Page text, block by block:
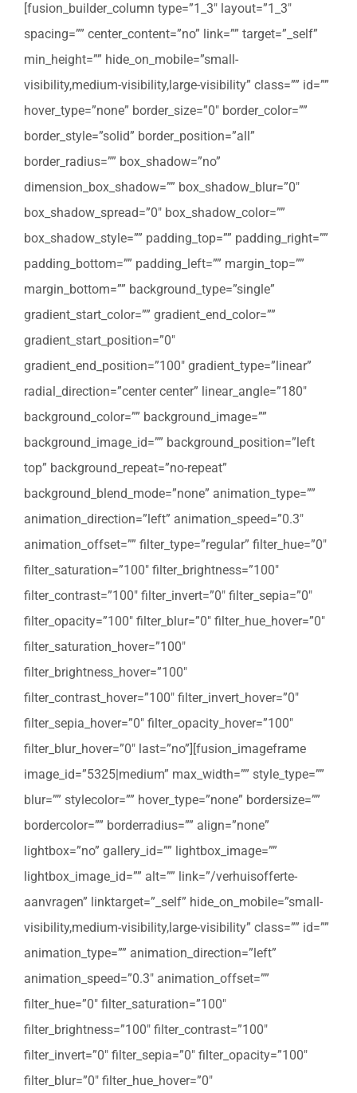
[fusion_builder_column type=”1_3″ layout=”1_3″
spacing=”” center_content=”no” link=”” target=”_self”
min_height=”” hide_on_mobile=”small-
visibility,medium-visibility,large-visibility” class=”” id=””
hover_type=”none” border_size=”0″ border_color=””
border_style=”solid” border_position=”all”
border_radius=”” box_shadow=”no”
dimension_box_shadow=”” box_shadow_blur=”0″
box_shadow_spread=”0″ box_shadow_color=””
box_shadow_style=”” padding_top=”” padding_right=””
padding_bottom=”” padding_left=”” margin_top=””
margin_bottom=”” background_type=”single”
gradient_start_color=”” gradient_end_color=””
gradient_start_position=”0″
gradient_end_position=”100″ gradient_type=”linear”
radial_direction=”center center” linear_angle=”180″
background_color=”” background_image=””
background_image_id=”” background_position=”left
top” background_repeat=”no-repeat”
background_blend_mode=”none” animation_type=””
animation_direction=”left” animation_speed=”0.3″
animation_offset=”” filter_type=”regular” filter_hue=”0″
filter_saturation=”100″ filter_brightness=”100″
filter_contrast=”100″ filter_invert=”0″ filter_sepia=”0″
filter_opacity=”100″ filter_blur=”0″ filter_hue_hover=”0″
filter_saturation_hover=”100″
filter_brightness_hover=”100″
filter_contrast_hover=”100″ filter_invert_hover=”0″
filter_sepia_hover=”0″ filter_opacity_hover=”100″
filter_blur_hover=”0″ last=”no”][fusion_imageframe
image_id=”5325|medium” max_width=”” style_type=””
blur=”” stylecolor=”” hover_type=”none” bordersize=””
bordercolor=”” borderradius=”” align=”none”
lightbox=”no” gallery_id=”” lightbox_image=””
lightbox_image_id=”” alt=”” link=”/verhuisofferte-
aanvragen” linktarget=”_self” hide_on_mobile=”small-
visibility,medium-visibility,large-visibility” class=”” id=””
animation_type=”” animation_direction=”left”
animation_speed=”0.3″ animation_offset=””
filter_hue=”0″ filter_saturation=”100″
filter_brightness=”100″ filter_contrast=”100″
filter_invert=”0″ filter_sepia=”0″ filter_opacity=”100″
filter_blur=”0″ filter_hue_hover=”0″